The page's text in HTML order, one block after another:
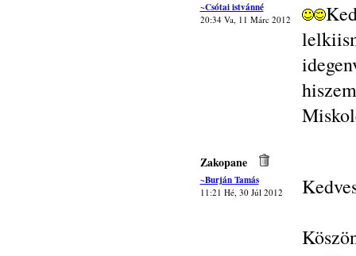
~Csótai istvánné
20:34 Va, 11 Márc 2012
Zakopane
~Burján Tamás
11:21 Hé, 30 Júl 2012